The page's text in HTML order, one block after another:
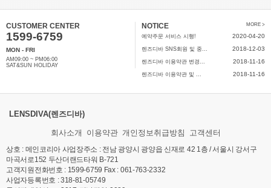
CUSTOMER CENTER
1599-6759
MON - FRI
AM09:00 ~ PM06:00
SAT&SUN HOLIDAY
NOTICE MORE >
예약주문 서비스 시행! 2020-04-20
렌즈디바 SNS회원 및 중... 2018-12-03
렌즈디바 이용약관 변경... 2018-11-16
렌즈디바 이용약관 및 ... 2018-11-16
LENSDIVA(렌즈디바)
회사소개 이용약관 개인정보취급방침 고객센터
상호 : 메인코리아 사업장주소 : 전남 광양시 광양읍 신재로 42 1층 / 서울시 강서구
마곡서로152 두산더랜드타워 B-721
고객지원전화번호 : 1599-6759 Fax : 061-763-2332
사업자등록번호 : 318-81-05749